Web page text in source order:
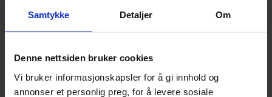
Samtykke Detaljer Om
Denne nettsiden bruker cookies
Vi bruker informasjonskapsler for å gi innhold og
annonser et personlig preg, for å levere sosiale
399
359,10 Medlem
399